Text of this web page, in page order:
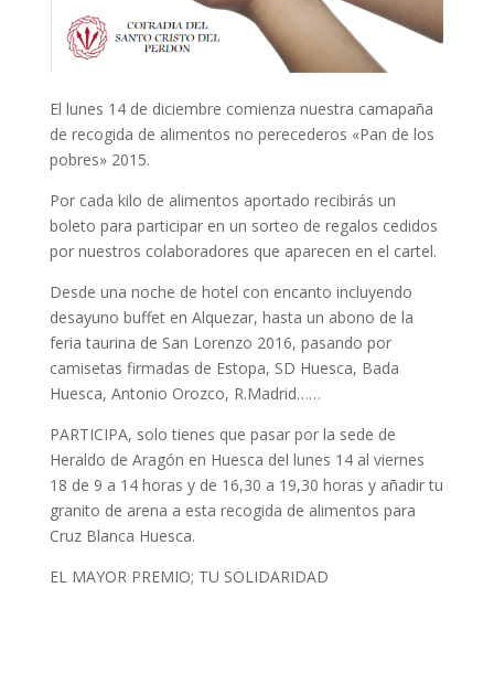
El lunes 14 de diciembre comienza nuestra camapaña
de recogida de alimentos no perecederos «Pan de los
pobres» 2015.
Por cada kilo de alimentos aportado recibirás un
boleto para participar en un sorteo de regalos cedidos
por nuestros colaboradores que aparecen en el cartel.
Desde una noche de hotel con encanto incluyendo
desayuno buffet en Alquezar, hasta un abono de la
feria taurina de San Lorenzo 2016, pasando por
camisetas firmadas de Estopa, SD Huesca, Bada
Huesca, Antonio Orozco, R.Madrid……
PARTICIPA, solo tienes que pasar por la sede de
Heraldo de Aragón en Huesca del lunes 14 al viernes
18 de 9 a 14 horas y de 16,30 a 19,30 horas y añadir tu
granito de arena a esta recogida de alimentos para
Cruz Blanca Huesca.
EL MAYOR PREMIO; TU SOLIDARIDAD